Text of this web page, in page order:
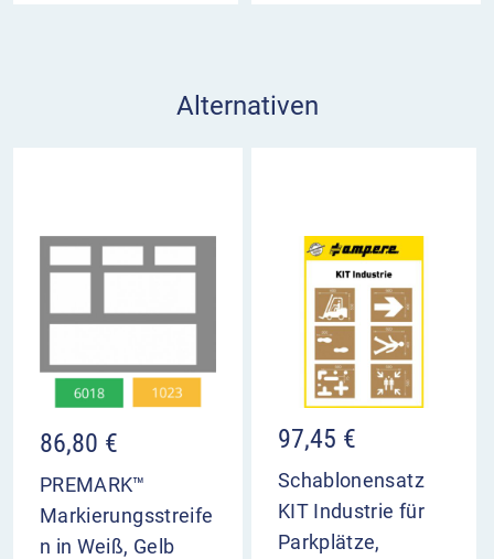
Alternativen
86,80 €
PREMARK™
Markierungsstreife
n in Weiß, Gelb
97,45 €
Schablonensatz
KIT Industrie für
Parkplätze,